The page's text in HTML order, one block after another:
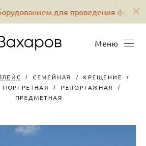
для проведения
Меню
СЕМЕЙНАЯ
КРЕЩЕНИЕ
ПОРТРЕТНАЯ
РЕПОРТАЖНАЯ
ПРЕДМЕТНАЯ